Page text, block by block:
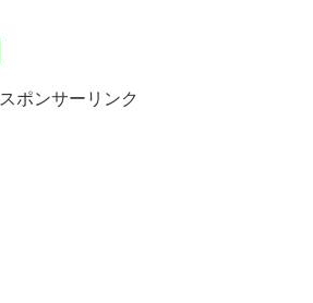
スポンサーリンク